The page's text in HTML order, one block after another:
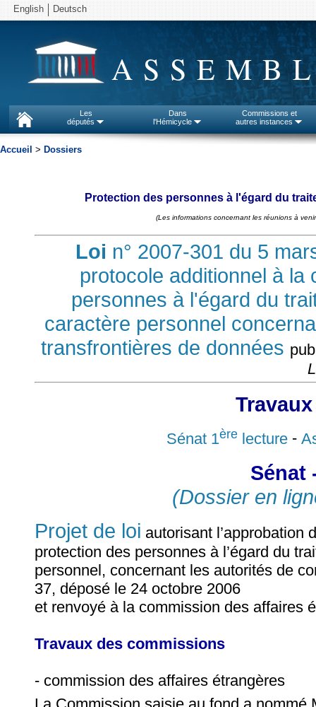
English Deutsch
Les
députés
Dans
l'Hémicycle
Commissions et
autres instances
Accueil > Dossiers
Protection des personnes à l'égard du
(Les informations concernant les réunions à
Loi n° 2007-301 du 5
protocole additionnel à
personnes à l'égard du
caractère personnel
transfrontières de données
Sénat 1ère lecture -
Sénat
(Dossier en
Projet de loi autorisant l’approbation
protection des personnes à l’égard du
personnel, concernant les autorités de
37, déposé le 24 octobre 2006
et renvoyé à la commission des affaires
Travaux des commissions
- commission des affaires étrangères